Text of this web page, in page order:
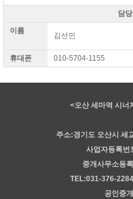
방
담
이름
김선민
휴대폰
010-5704-1155
<오산 세마역 시너
주소:경기도 오산시 세
사업자등록
중개사무소등
TEL:031-376-
공인중